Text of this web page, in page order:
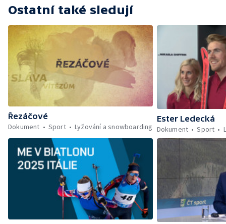
Ostatní také sledují
Řezáčové
Dokument
Sport Lyžování a snowboarding
Ester Ledecká
Dokument
Sport